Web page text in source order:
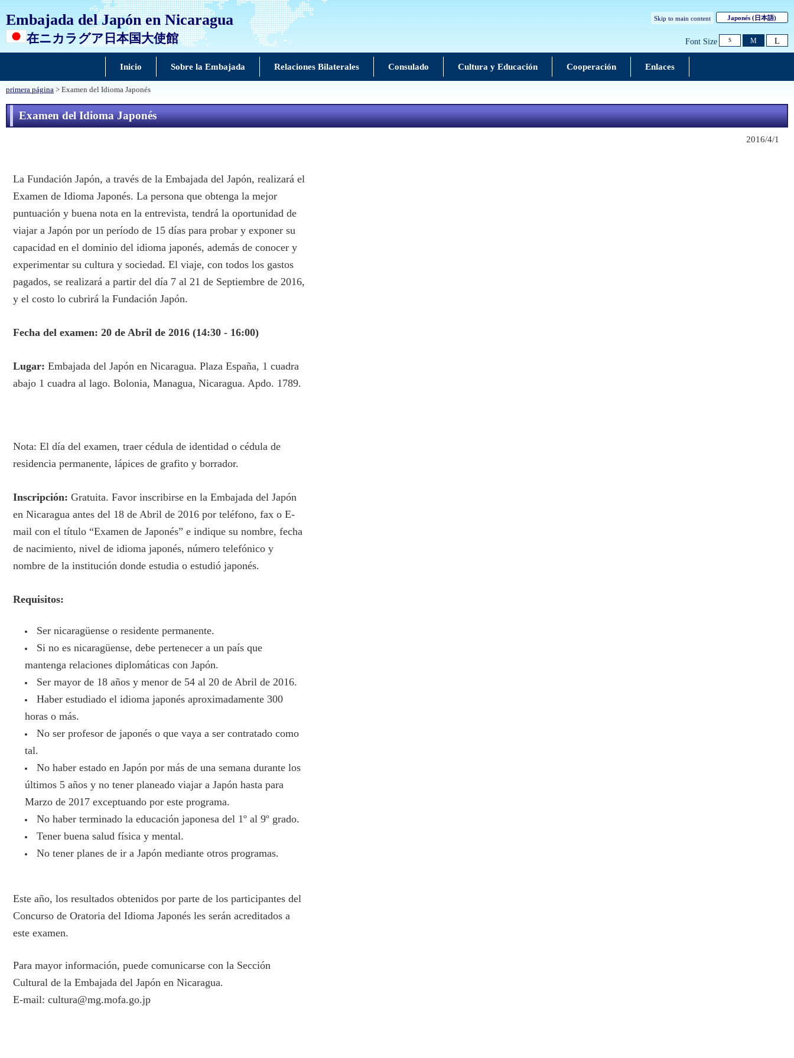
Embajada del Japón en Nicaragua
在ニカラグア日本国大使館
Skip to main content Japonés(日本語)
Font Size S M L
Inicio Sobre la Embajada Relaciones Bilaterales Consulado Cultura y Educación Cooperación Enlaces
primera página > Examen del Idioma Japonés
Examen del Idioma Japonés
2016/4/1
La Fundación Japón, a través de la Embajada del Japón, realizará el
Examen de Idioma Japonés. La persona que obtenga la mejor
puntuación y buena nota en la entrevista, tendrá la oportunidad de
viajar a Japón por un período de 15 días para probar y exponer su
capacidad en el dominio del idioma japonés, además de conocer y
experimentar su cultura y sociedad. El viaje, con todos los gastos
pagados, se realizará a partir del día 7 al 21 de Septiembre de 2016,
y el costo lo cubrirá la Fundación Japón.
Fecha del examen: 20 de Abril de 2016 (14:30 - 16:00)
Lugar: Embajada del Japón en Nicaragua. Plaza España, 1 cuadra
abajo 1 cuadra al lago. Bolonia, Managua, Nicaragua. Apdo. 1789.
Nota: El día del examen, traer cédula de identidad o cédula de
residencia permanente, lápices de grafito y borrador.
Inscripción: Gratuita. Favor inscribirse en la Embajada del Japón
en Nicaragua antes del 18 de Abril de 2016 por teléfono, fax o E-
mail con el título “Examen de Japonés” e indique su nombre, fecha
de nacimiento, nivel de idioma japonés, número telefónico y
nombre de la institución donde estudia o estudió japonés.
Requisitos:
Ser nicaragüense o residente permanente.
Si no es nicaragüense, debe pertenecer a un país que
mantenga relaciones diplomáticas con Japón.
Ser mayor de 18 años y menor de 54 al 20 de Abril de 2016.
Haber estudiado el idioma japonés aproximadamente 300
horas o más.
No ser profesor de japonés o que vaya a ser contratado como
tal.
No haber estado en Japón por más de una semana durante los
últimos 5 años y no tener planeado viajar a Japón hasta para
Marzo de 2017 exceptuando por este programa.
No haber terminado la educación japonesa del 1º al 9º grado.
Tener buena salud física y mental.
No tener planes de ir a Japón mediante otros programas.
Este año, los resultados obtenidos por parte de los participantes del
Concurso de Oratoria del Idioma Japonés les serán acreditados a
este examen.
Para mayor información, puede comunicarse con la Sección
Cultural de la Embajada del Japón en Nicaragua.
E-mail: cultura@mg.mofa.go.jp